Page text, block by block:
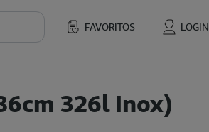
FAVORITOS LOGIN
326l Inox)